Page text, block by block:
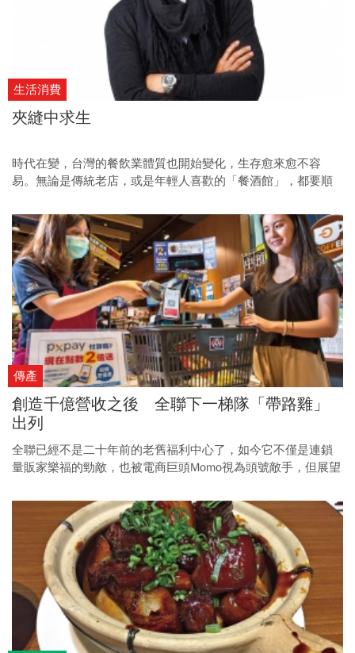
生活消費
夾縫中求生
時代在變，台灣的餐飲業體質也開始變化，生存愈來愈不容
易。無論是傳統老店，或是年輕人喜歡的「餐酒館」，都要順
傳產
創造千億營收之後 全聯下一梯隊「帶路雞」
出列
全聯已經不是二十年前的老舊福利中心了，如今它不僅是連鎖
量販家樂福的勁敵，也被電商巨頭Momo視為頭號敵手，但展望